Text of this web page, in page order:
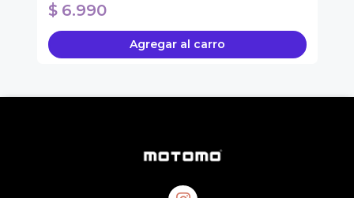
$ 6.990
Agregar al carro